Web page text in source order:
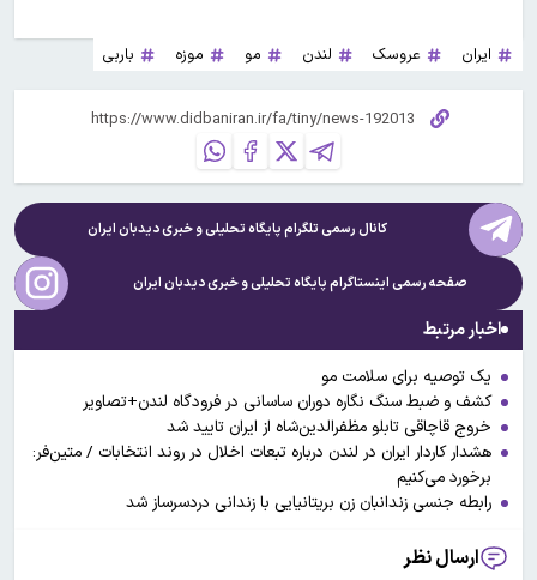
ایران عروسک لندن مو موزه باربی
کانال رسمی تلگرام پایگاه تحلیلی و خبریدیدبان ایران
صفحه رسمی اینستاگرام پایگاه تحلیلی و خبریدیدبان ایران
اخبار مرتبط
یک توصیه برای سلامت مو
کشف و ضبط سنگ نگاره دوران ساسانی در فرودگاه لندن+تصاویر
خروج قاچاقی تابلو مظفرالدین‌شاه از ایران تایید شد
هشدار کاردار ایران در لندن درباره تبعات اخلال در روند انتخابات / متین‌فر:
برخورد می‌کنیم
رابطه جنسی زندانبان زن بریتانیایی با زندانی دردسرساز شد
ارسال نظر